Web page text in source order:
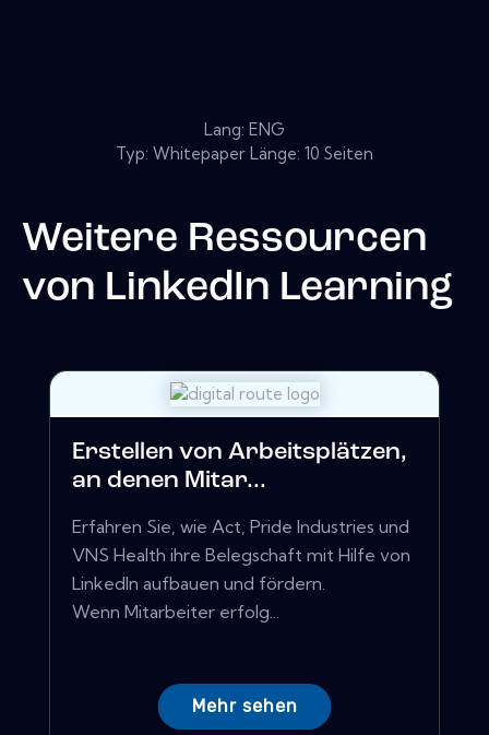
Lang: ENG
Typ: Whitepaper Länge: 10 Seiten
Weitere Ressourcen
von LinkedIn Learning
Erstellen von Arbeitsplätzen,
an denen Mitar...
Erfahren Sie, wie Act, Pride Industries und
VNS Health ihre Belegschaft mit Hilfe von
LinkedIn aufbauen und fördern.
Wenn Mitarbeiter erfolg...
Mehr sehen